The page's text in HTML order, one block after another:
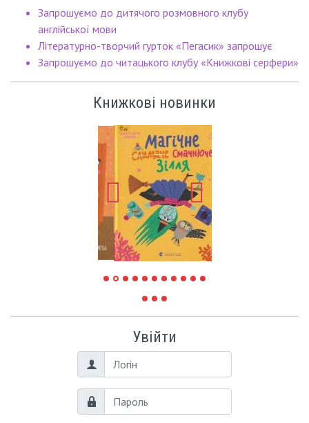
Запрошуємо до дитячого розмовного клубу
англійської мови
Літературно-творчий гурток «Пегасик» запрошує
Запрошуємо до читацького клубу «Книжкові серфери»
Книжкові новинки
Увійти
Логін
Пароль